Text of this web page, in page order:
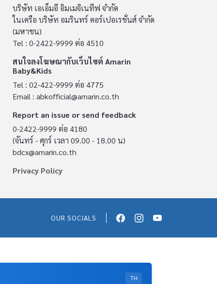
บริษัท เอเอ็มอี อิมเมจิเนทีฟ จำกัด
ในเครือ บริษัท อมรินทร์ คอร์เปอเรชั่นส์ จำกัด
(มหาชน)
Tel : 0-2422-9999 ต่อ 4510
สนใจลงโฆษณากับเว็บไซต์ Amarin
Baby&Kids
Tel : 02-422-9999 ต่อ 4775
Email : abkofficial@amarin.co.th
Report an issue or send feedback
0-2422-9999 ต่อ 4180
(จันทร์ - ศุกร์ เวลา 09.00 - 18.00 น)
bdcx@amarin.co.th
Privacy Policy
OUR SOCIALS
TH